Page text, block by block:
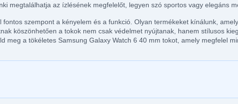
megtalálhatja az ízlésének megfelelőt, legyen szó sportos vagy elegáns
szempont a kényelem és a funkció. Olyan termékeket kínálunk,
köszönhetően a tokok nem csak védelmet nyújtanak, hanem stílusos
meg a tökéletes Samsung Galaxy Watch 6 40 mm tokot, amely megfelel